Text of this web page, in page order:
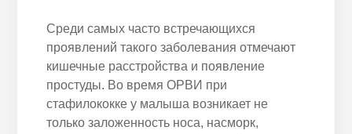
Среди самых часто встречающихся
проявлений такого заболевания отмечают
кишечные расстройства и появление
простуды. Во время ОРВИ при
стафилококке у малыша возникает не
только заложенность носа, насморк,